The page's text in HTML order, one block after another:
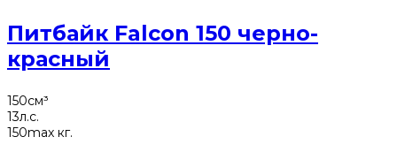
Питбайк Falcon 150 черно-
красный
150см³
13л.с.
150max кг.